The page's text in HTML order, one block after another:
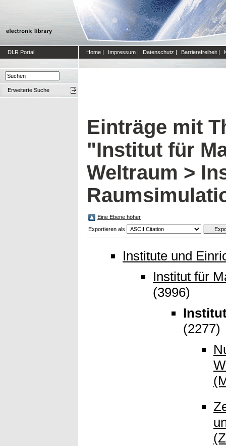
DLR Portal Home | Impressum | Datenschutz | Barrierefreiheit |
Erweiterte Suche
Einträge mit
"Institut für
Weltraum >
Eine Ebene höher
Exportieren als
Institute und
Institut für
(3996)
(2277)